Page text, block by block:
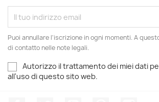
Puoi annullare l'iscrizione in ogni momenti. A
di contatto nelle note legali.
Autorizzo il trattamento dei miei dati
all'uso di questo sito web.